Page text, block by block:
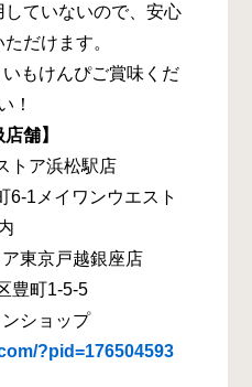
ていないので、安心
だけます。
もけんぴご賞味くだ
！
店舗】
トア浜松駅店
1メイワンウエスト
東京戸越銀座店
町1-5-5
ショップ
?pid=176504593